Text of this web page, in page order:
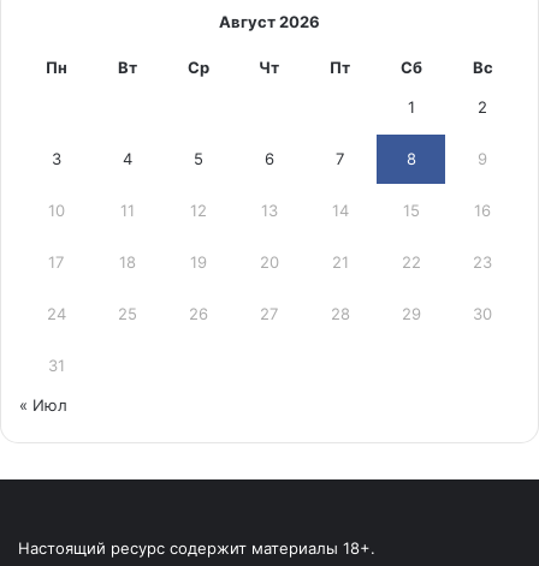
Август 2026
Пн Вт Ср Чт Пт Сб Вс
1 2
3 4 5 6 7 8 9
10 11 12 13 14 15 16
17 18 19 20 21 22 23
24 25 26 27 28 29 30
31
« Июл
Настоящий ресурс содержит материалы 18+.